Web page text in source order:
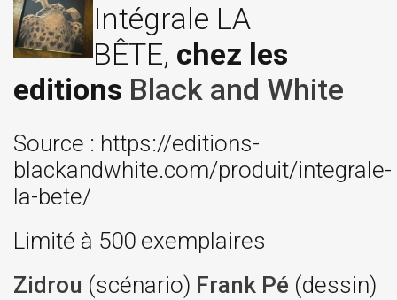
Intégrale LA
BÊTE, chez les
editions Black and White
Source : https://editions-
blackandwhite.com/produit/integrale-
la-bete/
Limité à 500 exemplaires
Zidrou (scénario) Frank Pé (dessin)